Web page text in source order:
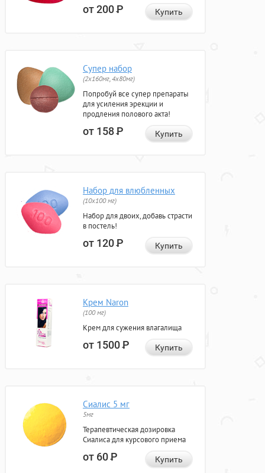
от 200Р Купить
Супер набор
(2х160мг, 4х80мг)
Попробуй все супер препараты
для усиления эрекции и
продления полового акта!
от 158Р Купить
Набор для влюбленных
(10х100 мг)
Набор для двоих, добавь страсти
в постель!
от 120Р Купить
Крем Naron
(100 мг)
Крем для сужения влагалища
от 1500Р Купить
Сиалис 5 мг
5мг
Терапевтическая дозировка
Сиалиса для курсового приема
от 60Р Купить